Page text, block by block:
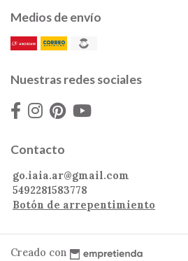
Medios de envío
Nuestras redes sociales
Contacto
go.iaia.ar@gmail.com
5492281583778
Botón de arrepentimiento
Creado con